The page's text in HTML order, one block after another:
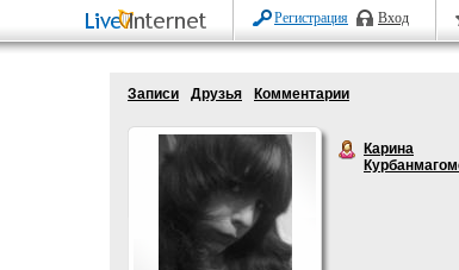
Регистрация Вход
Записи Друзья Комментарии
Карина